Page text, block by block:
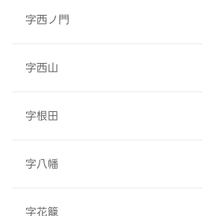
字西ノ門
字西山
字根田
字八幡
字花籠